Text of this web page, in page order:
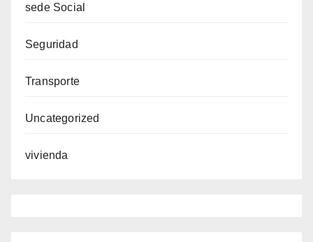
sede Social
Seguridad
Transporte
Uncategorized
vivienda